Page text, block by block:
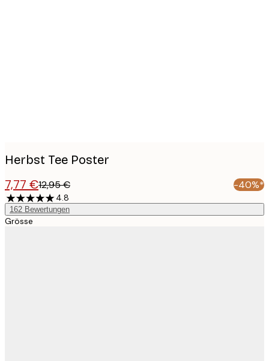
Herbst Tee Poster
7,77 €12,95 € -40%*
4.8
162 Bewertungen
Grösse